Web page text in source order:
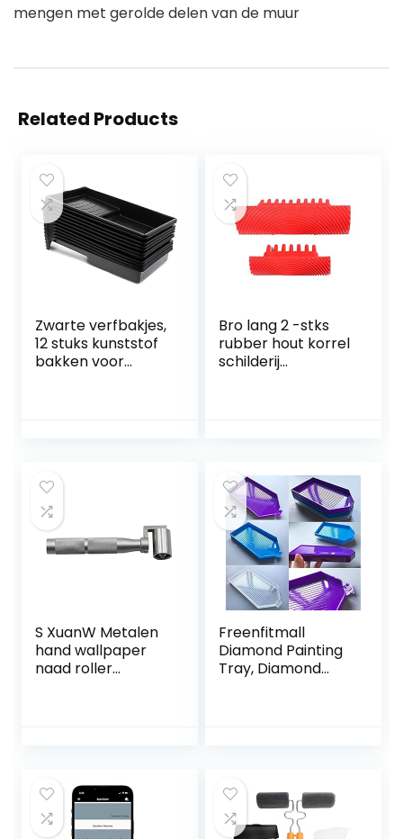
mengen met gerolde delen van de muur
Related Products
Zwarte verfbakjes,
12 stuks kunststof
bakken voor
Bro lang 2 -stks
rubber hout korrel
schilderij
del Huisdecoratie
S XuanW Metalen
hand wallpaper
naad roller
Freenfitmall
Diamond Painting
Tray, Diamond
Containers,
Diamond Painting
Tools Kits voor